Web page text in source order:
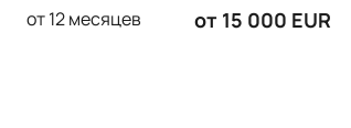
от 12 месяцев от 15 000 EUR